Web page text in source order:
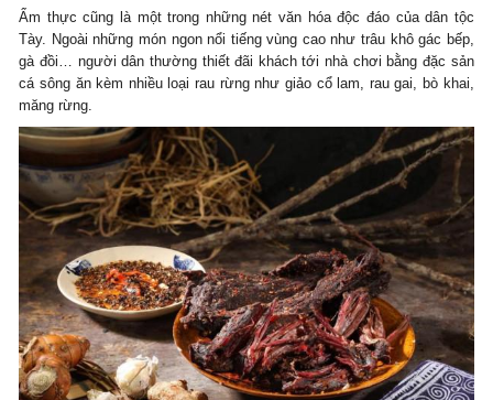
Ẩm thực cũng là một trong những nét văn hóa độc đáo của dân tộc
Tày. Ngoài những món ngon nổi tiếng vùng cao như trâu khô gác bếp,
gà đồi… người dân thường thiết đãi khách tới nhà chơi bằng đặc sản
cá sông ăn kèm nhiều loại rau rừng như giảo cổ lam, rau gai, bò khai,
măng rừng.